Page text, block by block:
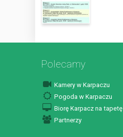
Polecamy
Kamery w Karpaczu
Pogoda w Karpaczu
Biorę Karpacz na tapetę
Partnerzy